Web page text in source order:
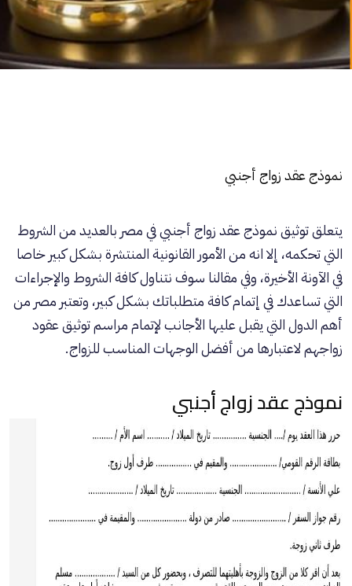
نموذج عقد زواج أجنبي
يتعلق توثيق نموذج عقد زواج أجنبي في مصر بالعديد من الشروط
التي تحكمه، إلا انه من الأمور القانونية المنتشرة بشكل كبير خاصا
في الآونة الأخيرة، وفي مقالنا سوف نتناول كافة الشروط والإجراءات
التي تساعدك في إتمام كافة متطلباتك بشكل كبير، وتعتبر مصر من
أهم الدول التي يقبل عليها الأجانب لإتمام مراسم توثيق عقود
زواجهم لاعتبارها من أفضل الوجهات المناسب للزواج.
نموذج عقد زواج أجنبي